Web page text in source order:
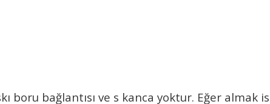
boru bağlantısı ve s kanca yoktur. Eğer